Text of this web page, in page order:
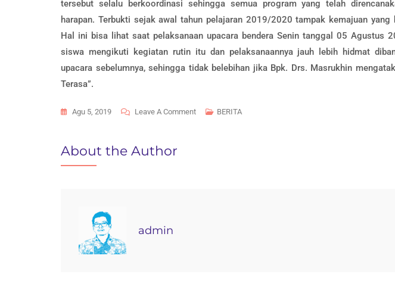
tersebut selalu berkoordinasi sehingga semua program yang telah
harapan. Terbukti sejak awal tahun pelajaran 2019/2020 tampak kemajuan
Hal ini bisa lihat saat pelaksanaan upacara bendera Senin tanggal 05 Agustus
siswa mengikuti kegiatan rutin itu dan pelaksanaannya jauh lebih hidmat
upacara sebelumnya, sehingga tidak belebihan jika Bpk. Drs. Masrukhin
Terasa”.
Agu 5, 2019 Leave A CommentOn
BERITA
About the Author
admin